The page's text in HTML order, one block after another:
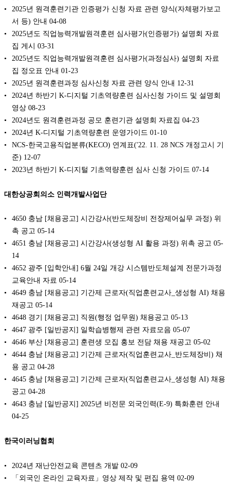
2025년 원격훈련기관 인증평가 신청 자료 관련 양식(자체평가보고
서 등) 안내 04-08
2025년도 직업능력개발원격훈련 심사평가(인증평가) 설명회 자료
집 게시 03-31
2025년도 직업능력개발원격훈련 심사평가(과정심사) 설명회 자료
집 정오표 안내 01-23
2025년 원격훈련과정 심사신청 자료 관련 양식 안내 12-31
2024년 하반기 K-디지털 기초역량훈련 심사신청 가이드 및 설명회
영상 08-23
2024년도 원격훈련과정 공모 훈련기관 설명회 자료집 04-23
2024년 K-디지털 기초역량훈련 운영가이드 01-10
NCS-한국고용직업분류(KECO) 연계표('22. 11. 28 NCS 개정고시 기
준) 12-07
2023년 하반기 K-디지털 기초역량훈련 심사 신청 가이드 07-14
대한상공회의소 인력개발사업단
4650 충남 [채용공고] 시간강사(반도체장비 전장제어실무 과정) 위
촉 공고 05-14
4651 충남 [채용공고] 시간강사(생성형 AI 활용 과정) 위촉 공고 05-
14
4652 광주 [입학안내] 6월 24일 개강 시스템반도체설계 전문가과정
교육안내 자료 05-14
4649 충남 [채용공고] 기간제 근로자(직업훈련교사_생성형 AI) 채용
재공고 05-14
4648 경기 [채용공고] 직원(행정 업무원) 채용공고 05-13
4647 광주 [일반공지] 일학습병행제 관련 자료모음 05-07
4646 부산 [채용공고] 훈련생 모집 홍보 전담 채용 재공고 05-02
4644 충남 [채용공고] 기간제 근로자(직업훈련교사_반도체장비) 채
용 공고 04-28
4645 충남 [채용공고] 기간제 근로자(직업훈련교사_생성형 AI) 채용
공고 04-28
4643 충남 [일반공지] 2025년 비전문 외국인력(E-9) 특화훈련 안내
04-25
한국이러닝협회
2024년 재난안전교육 콘텐츠 개발 02-09
「외국인 온라인 교육자료」영상 제작 및 편집 용역 02-09